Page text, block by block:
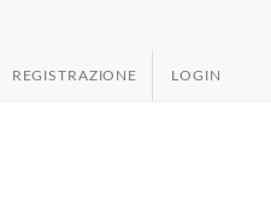
REGISTRAZIONE LOGIN